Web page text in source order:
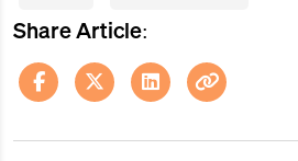
Share Article: